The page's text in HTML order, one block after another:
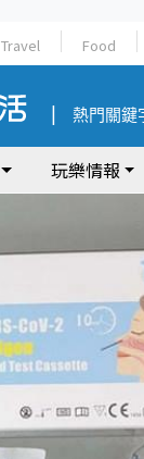
Travel Food
熱門關鍵
玩樂情報